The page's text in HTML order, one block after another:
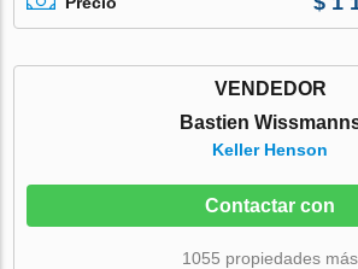
VENDEDOR
Bastien
Keller Henson
Contactar con
1055 propiedades más